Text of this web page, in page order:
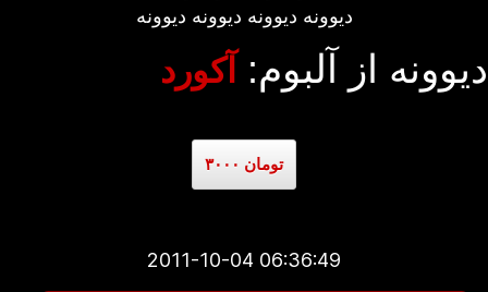
دیوونه دیوونه دیوونه دیوونه
دیوونه از آلبوم: آکورد
۳۰۰۰ تومان
2011-10-04 06:36:49